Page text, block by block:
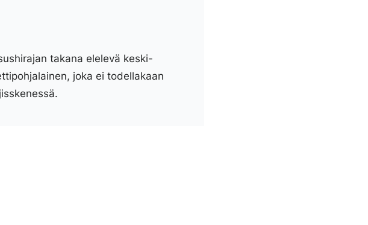
takana elelevä keski-
joka ei todellakaan